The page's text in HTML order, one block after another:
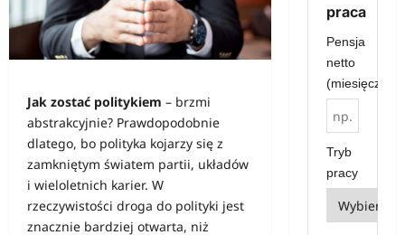
Jak zostać politykiem – brzmi
abstrakcyjnie? Prawdopodobnie
dlatego, bo polityka kojarzy się z
zamkniętym światem partii, układów
i wieloletnich karier. W
rzeczywistości droga do polityki jest
znacznie bardziej otwarta, niż
praca
Pensja
netto
(miesięcznie)
Tryb
pracy